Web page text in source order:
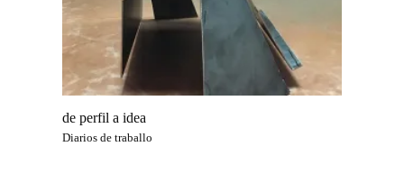
de perfil a idea
Diarios de traballo